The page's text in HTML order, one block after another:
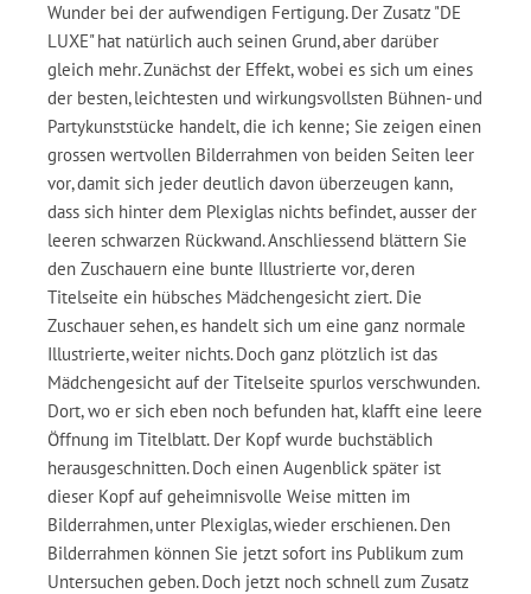
Wunder bei der aufwendigen Fertigung. Der Zusatz "DE
LUXE" hat natürlich auch seinen Grund, aber darüber
gleich mehr. Zunächst der Effekt, wobei es sich um eines
der besten, leichtesten und wirkungsvollsten Bühnen- und
Partykunststücke handelt, die ich kenne; Sie zeigen einen
grossen wertvollen Bilderrahmen von beiden Seiten leer
vor, damit sich jeder deutlich davon überzeugen kann,
dass sich hinter dem Plexiglas nichts befindet, ausser der
leeren schwarzen Rückwand. Anschliessend blättern Sie
den Zuschauern eine bunte Illustrierte vor, deren
Titelseite ein hübsches Mädchengesicht ziert. Die
Zuschauer sehen, es handelt sich um eine ganz normale
Illustrierte, weiter nichts. Doch ganz plötzlich ist das
Mädchengesicht auf der Titelseite spurlos verschwunden.
Dort, wo er sich eben noch befunden hat, klafft eine leere
Öffnung im Titelblatt. Der Kopf wurde buchstäblich
herausgeschnitten. Doch einen Augenblick später ist
dieser Kopf auf geheimnisvolle Weise mitten im
Bilderrahmen, unter Plexiglas, wieder erschienen. Den
Bilderrahmen können Sie jetzt sofort ins Publikum zum
Untersuchen geben. Doch jetzt noch schnell zum Zusatz